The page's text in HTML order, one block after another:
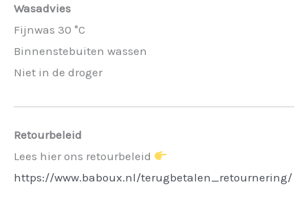
Wasadvies
Fijnwas 30 °C
Binnenstebuiten wassen
Niet in de droger
Retourbeleid
Lees hier ons retourbeleid
https://www.baboux.nl/terugbetalen_retournering/